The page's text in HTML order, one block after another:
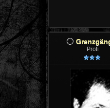
Profi